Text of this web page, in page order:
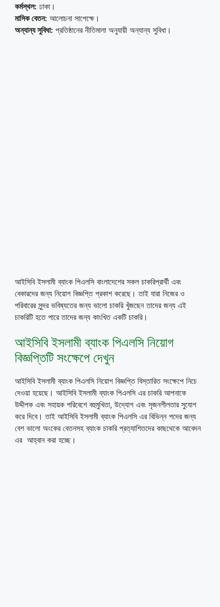
কর্মস্থল: ঢাকা।
মাসিক বেতন: আলোচনা সাপেক্ষে।
অন্যান্য সুবিধা: প্রতিষ্ঠানের নীতিমালা অনুযায়ী অন্যান্য সুবিধা।
আইসিবি ইসলামী ব্যাংক পিএলসি বাংলাদেশের সকল চাকরিপ্রার্থী এবং
বেকারদের জন্য নিয়োগ বিজ্ঞপ্তি প্রকাশ করেছে। তাই যারা নিজের ও
পরিবারের সুন্দর ভবিষ্যতের জন্য ভালো চাকরি খুঁজছেন তাদের জন্য এই
চাকরিটি হতে পারে তাদের জন্য কাংখিত একটি চাকরি।
আইসিবি ইসলামী ব্যাংক পিএলসি নিয়োগ
বিজ্ঞপ্তিটি সংক্ষেপে দেখুন
আইসিবি ইসলামী ব্যাংক পিএলসি নিয়োগ বিজ্ঞপ্তি বিস্তারিত সংক্ষেপে নিচে
দেওয়া হয়েছে। আইসিবি ইসলামী ব্যাংক পিএলসি এর চাকরি আপনাকে
উদ্দীপক এবং সহায়ক পরিবেশে বহুমুখিতা, উদ্যোগ এবং সৃজনশীলতার সুযোগ
করে দিবে। তাই আইসিবি ইসলামী ব্যাংক পিএলসি এর বিভিন্ন পদের জন্য
বেশ ভালো অংকের বেতনসহ ব্যাংক চাকরি প্রত্যাশিতদের কাছথেকে আবেদন
এর আহ্বান করা হচ্ছে।